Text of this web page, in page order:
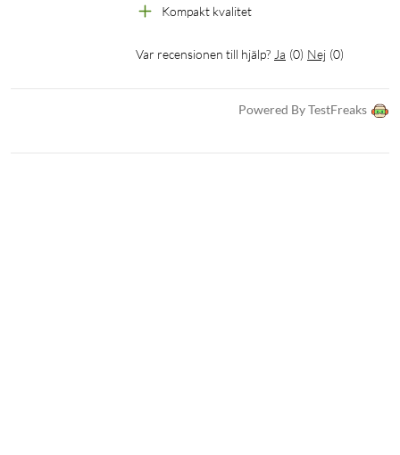
Kompakt kvalitet
Var recensionen till hjälp? Ja (0) Nej (0)
Powered By TestFreaks